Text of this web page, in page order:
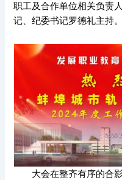
职工及合作单位相关负责
记、纪委书记罗德礼主持。
大会在整齐有序的合